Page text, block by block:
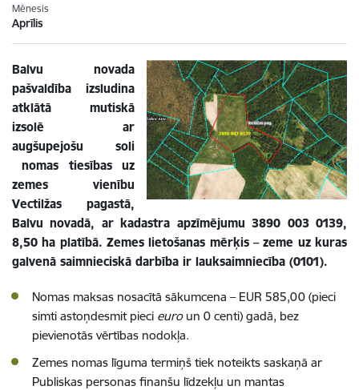
Mēnesis
Aprīlis
Balvu novada
pašvaldība izsludina
atklātā mutiskā
izsolē ar
augšupejošu soli
nomas tiesības uz
zemes vienību
Vectilžas pagastā,
Balvu novadā, ar kadastra apzīmējumu 3890 003 0139,
8,50 ha platībā. Zemes lietošanas mērķis – zeme uz kuras
galvenā saimnieciskā darbība ir lauksaimniecība (0101).
Nomas maksas nosacītā sākumcena – EUR 585,00 (pieci
simti astoņdesmit pieci euroun 0 centi) gadā, bez
pievienotās vērtības nodokļa.
Zemes nomas līguma termiņš tiek noteikts saskaņā ar
Publiskas personas finanšu līdzekļu un mantas